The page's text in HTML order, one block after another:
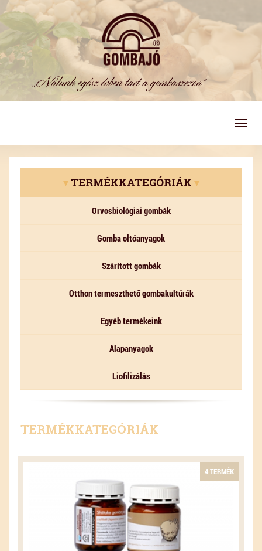
▾TERMÉKKATEGÓRIÁK ▾
Orvosbiológiai gombák
Gomba oltóanyagok
Szárított gombák
Otthon termeszthető gombakultúrák
Egyéb termékeink
Alapanyagok
Liofilizálás
TERMÉKKATEGÓRIÁK
4 TERMÉK